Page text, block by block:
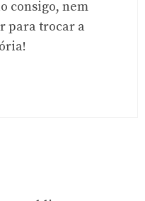
consigo, nem
para trocar a